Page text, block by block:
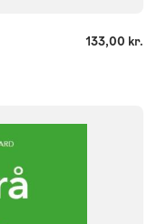
133,00 kr.